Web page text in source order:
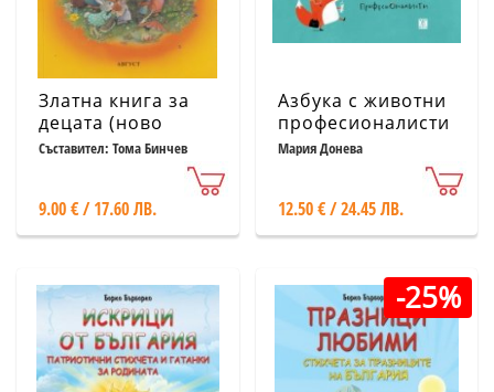
Златна книга за
децата (ново
издание)
Съставител: Тома Бинчев
9.00 € / 17.60 ЛВ.
Азбука с животни
професионалисти
(твърда корица)
Мария Донева
12.50 € / 24.45 ЛВ.
-25%